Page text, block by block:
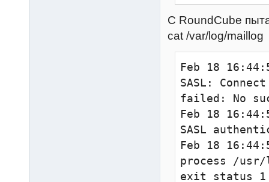
hash:$base/
log_path = /
log_timestamp
ssl = no
login_dir = /
login_chroot
login_user =
C RoundCube
cat /var/log/maillog
Feb 18
SASL:
failed: No
Feb 18
SASL
Feb 18
process /
exit status 1